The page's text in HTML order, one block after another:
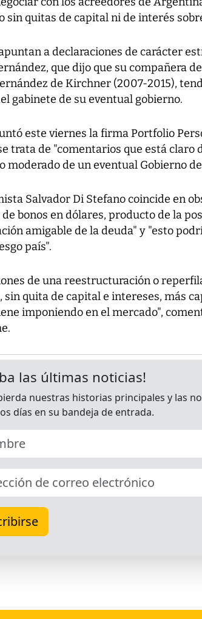
sin quitas de capital ni de interés
a declaraciones de carácter
que dijo que su compañera
de Kirchner (2007-2015),
gabinete de su eventual gobierno.
este viernes la firma Portfolio
trata de "comentarios que está claro
moderado de un eventual Gobierno
Salvador Di Stefano coincide en
bonos en dólares, producto de la
amigable de la deuda" y "esto
país".
de una reestructuración o
sin quita de capital e intereses, más
imponiendo en el mercado",